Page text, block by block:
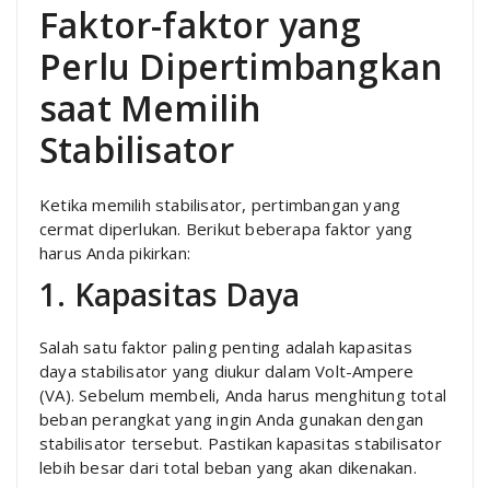
Faktor-faktor yang
Perlu Dipertimbangkan
saat Memilih
Stabilisator
Ketika memilih stabilisator, pertimbangan yang
cermat diperlukan. Berikut beberapa faktor yang
harus Anda pikirkan:
1. Kapasitas Daya
Salah satu faktor paling penting adalah kapasitas
daya stabilisator yang diukur dalam Volt-Ampere
(VA). Sebelum membeli, Anda harus menghitung total
beban perangkat yang ingin Anda gunakan dengan
stabilisator tersebut. Pastikan kapasitas stabilisator
lebih besar dari total beban yang akan dikenakan.